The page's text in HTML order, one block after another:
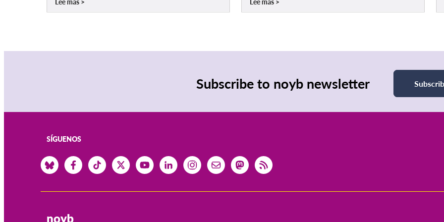
Lee mas Lee mas
Subscribe to noyb newsletter
SÍGUENOS
noyb